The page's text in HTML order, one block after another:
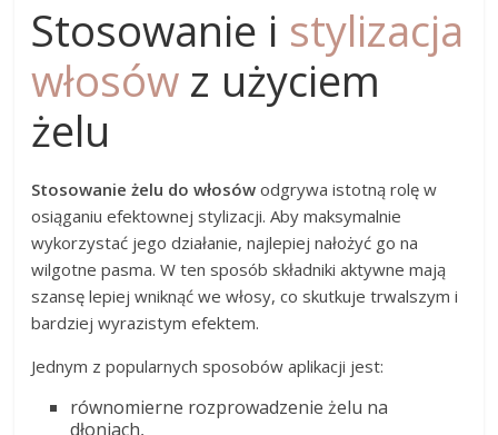
Stosowanie i stylizacja
włosów z użyciem
żelu
Stosowanie żelu do włosów odgrywa istotną rolę w
osiąganiu efektownej stylizacji. Aby maksymalnie
wykorzystać jego działanie, najlepiej nałożyć go na
wilgotne pasma. W ten sposób składniki aktywne mają
szansę lepiej wniknąć we włosy, co skutkuje trwalszym i
bardziej wyrazistym efektem.
Jednym z popularnych sposobów aplikacji jest:
równomierne rozprowadzenie żelu na
dłoniach,